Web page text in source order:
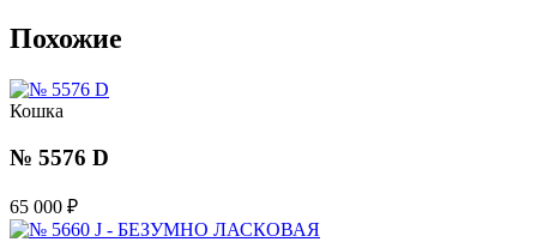
Похожие
Кошка
№ 5576 D
65 000 ₽